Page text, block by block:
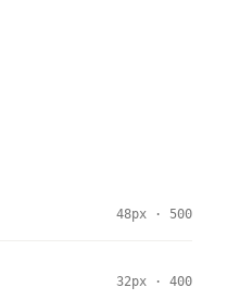
48px · 500
32px · 400